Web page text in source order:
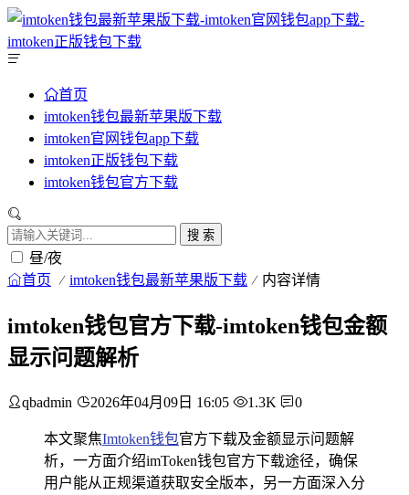
首页
imtoken钱包最新苹果版下载
imtoken官网钱包app下载
imtoken正版钱包下载
imtoken钱包官方下载
搜 索
昼/夜
首页 imtoken钱包最新苹果版下载 内容详情
imtoken钱包官方下载-imtoken钱包金额
显示问题解析
qbadmin 2026年04月09日 16:05 1.3K 0
本文聚焦Imtoken钱包官方下载及金额显示问题解
析，一方面介绍imToken钱包官方下载途径，确保
用户能从正规渠道获取安全版本，另一方面深入分